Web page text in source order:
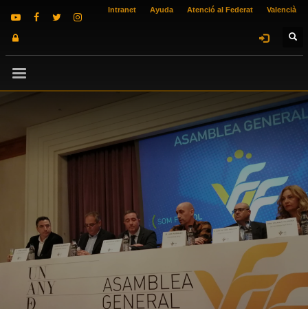
Intranet Ayuda Atenció al Federat Valencià